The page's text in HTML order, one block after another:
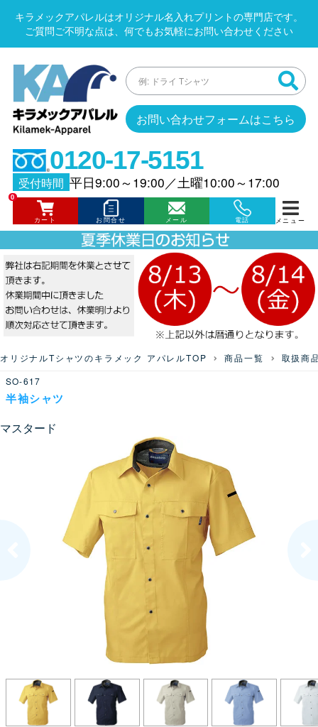
キラメックアパレルはオリジナル名入れプリントの専門店です。
ご質問ご不明な点は、何でもお気軽にお問い合わせください
お問い合わせフォームはこちら
0120-17-5151
受付時間 平日9:00～19:00／土曜10:00～17:00
カート
0
お問合せ メール 電話 メニュー
オリジナルTシャツのキラメック アパレルTOP 商品一覧
取扱商
SO-617
半袖シャツ
マスタード